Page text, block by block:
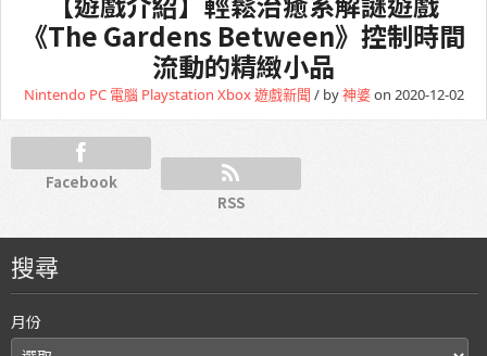
《The Gardens Between》控制時間
流動的精緻小品
Nintendo PC 電腦 Playstation Xbox遊戲新聞 / by神婆on 2020-12-02
Facebook
RSS
搜尋
月份